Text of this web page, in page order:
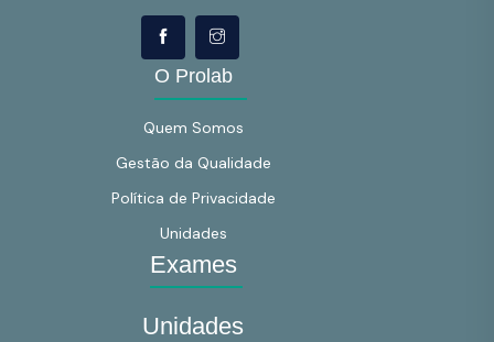
O Prolab
Quem Somos
Gestão da Qualidade
Política de Privacidade
Unidades
Exames
Unidades